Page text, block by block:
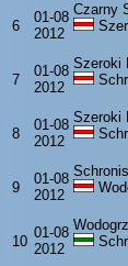
6
01-08
2012
Czarny
7
01-08
2012
Szeroki
8
01-08
2012
Szeroki
9
01-08
2012
10
01-08
2012